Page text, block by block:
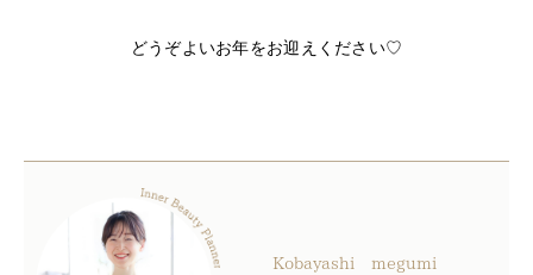
どうぞよいお年をお迎えください♡
Kobayashi megumi